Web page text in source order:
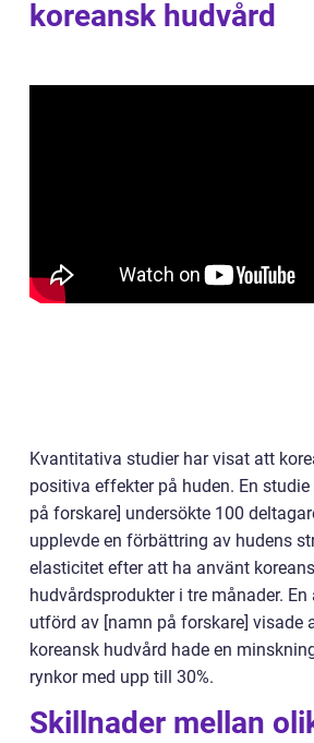
koreansk hudvård
Kvantitativa studier har visat att
positiva effekter på huden. En
på forskare] undersökte 100
upplevde en förbättring av hudens
elasticitet efter att ha använt
hudvårdsprodukter i tre månader.
utförd av [namn på forskare] visade
koreansk hudvård hade en
rynkor med upp till 30%.
Skillnader mellan